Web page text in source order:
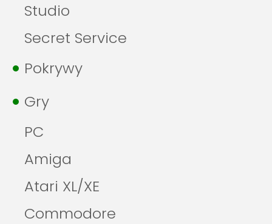
Studio
Secret Service
Pokrywy
Gry
PC
Amiga
Atari XL/XE
Commodore